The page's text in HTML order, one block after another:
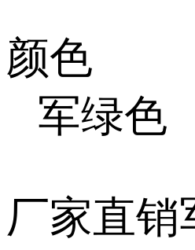
颜色
军绿色
厂家直销